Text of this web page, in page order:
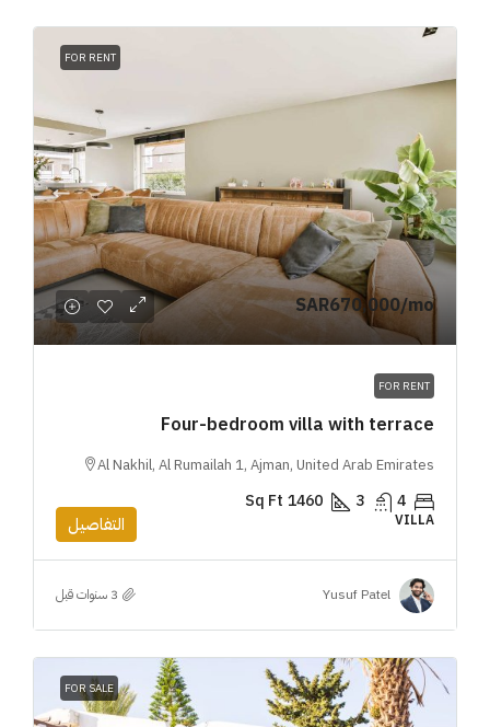
FOR RENT
SAR670,000/mo
FOR RENT
Four-bedroom villa with terrace
Al Nakhil, Al Rumailah 1, Ajman, United Arab Emirates
4
3
1460
Sq Ft
VILLA التفاصيل
Yusuf Patel
FOR SALE